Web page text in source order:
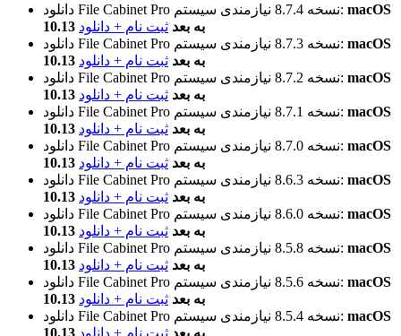
دانلود File Cabinet Pro نسخه 8.7.4نیازمندی سیستم: macOS
10.13 به بعد ثبت نام + دانلود
دانلود File Cabinet Pro
نسخه 8.7.3نیازمندی سیستم: macOS
10.13 به بعد ثبت نام + دانلود
دانلود File Cabinet Pro
نسخه 8.7.2نیازمندی سیستم: macOS
10.13 به بعد ثبت نام + دانلود
دانلود File Cabinet Pro
نسخه 8.7.1نیازمندی سیستم: macOS
10.13 به بعد ثبت نام + دانلود
دانلود File Cabinet Pro
نسخه 8.7.0نیازمندی سیستم: macOS
10.13 به بعد ثبت نام + دانلود
دانلود File Cabinet Pro
نسخه 8.6.3نیازمندی سیستم: macOS
10.13 به بعد ثبت نام + دانلود
دانلود File Cabinet Pro
نسخه 8.6.0نیازمندی سیستم: macOS
10.13 به بعد ثبت نام + دانلود
دانلود File Cabinet Pro
نسخه 8.5.8نیازمندی سیستم: macOS
10.13 به بعد ثبت نام + دانلود
دانلود File Cabinet Pro
نسخه 8.5.6نیازمندی سیستم: macOS
10.13 به بعد ثبت نام + دانلود
دانلود File Cabinet Pro
نسخه 8.5.4نیازمندی سیستم: macOS
10.13 به بعد ثبت نام + دانلود